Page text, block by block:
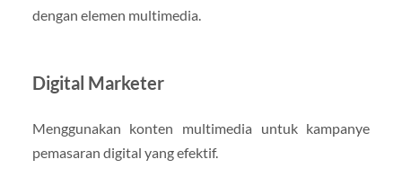
dengan elemen multimedia.
Digital Marketer
Menggunakan konten multimedia untuk kampanye
pemasaran digital yang efektif.